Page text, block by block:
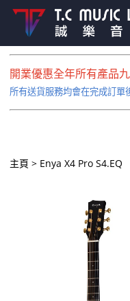
開業優惠全年所有產品
所有送貨服務均會在完成訂單
主頁 Enya X4 Pro S4.EQ